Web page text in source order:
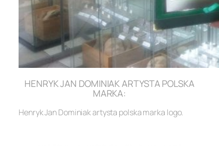
HENRYK JAN DOMINIAK ARTYSTA POLSKA
MARKA:
Henryk Jan Dominiak artysta polska marka logo.